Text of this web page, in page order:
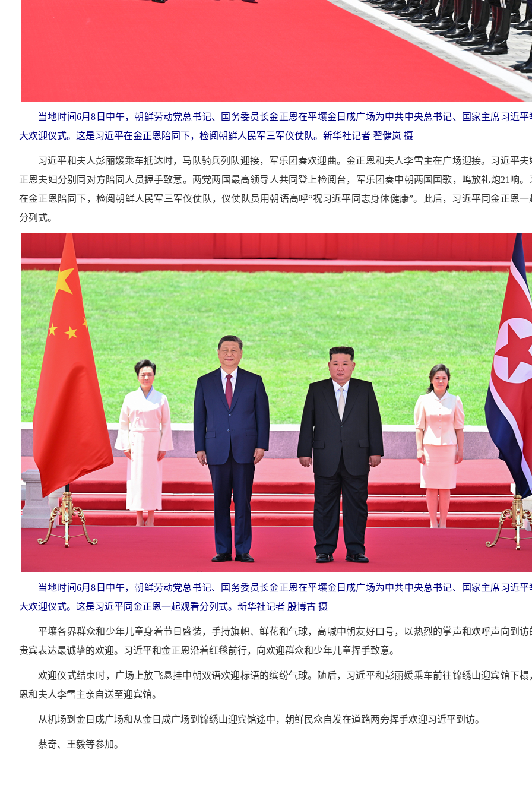
当地时间6月8日中午，朝鲜劳动党总书记、国务委员长金正恩在平壤金日成广场为中共中央总书记、国家主席习近平
大欢迎仪式。这是习近平在金正恩陪同下，检阅朝鲜人民军三军仪仗队。新华社记者 翟健岚 摄
习近平和夫人彭丽媛乘车抵达时，马队骑兵列队迎接，军乐团奏欢迎曲。金正恩和夫人李雪主在广场迎接。习近平夫
正恩夫妇分别同对方陪同人员握手致意。两党两国最高领导人共同登上检阅台，军乐团奏中朝两国国歌，鸣放礼炮21响。
在金正恩陪同下，检阅朝鲜人民军三军仪仗队，仪仗队员用朝语高呼“祝习近平同志身体健康”。此后，习近平同金正恩一
分列式。
当地时间6月8日中午，朝鲜劳动党总书记、国务委员长金正恩在平壤金日成广场为中共中央总书记、国家主席习近平
大欢迎仪式。这是习近平同金正恩一起观看分列式。新华社记者 殷博古 摄
平壤各界群众和少年儿童身着节日盛装，手持旗帜、鲜花和气球，高喊中朝友好口号，以热烈的掌声和欢呼声向到访
贵宾表达最诚挚的欢迎。习近平和金正恩沿着红毯前行，向欢迎群众和少年儿童挥手致意。
欢迎仪式结束时，广场上放飞悬挂中朝双语欢迎标语的缤纷气球。随后，习近平和彭丽媛乘车前往锦绣山迎宾馆下榻
恩和夫人李雪主亲自送至迎宾馆。
从机场到金日成广场和从金日成广场到锦绣山迎宾馆途中，朝鲜民众自发在道路两旁挥手欢迎习近平到访。
蔡奇、王毅等参加。